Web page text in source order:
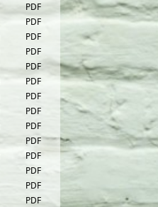
PDF
PDF
PDF
PDF
PDF
PDF
PDF
PDF
PDF
PDF
PDF
PDF
PDF
PDF